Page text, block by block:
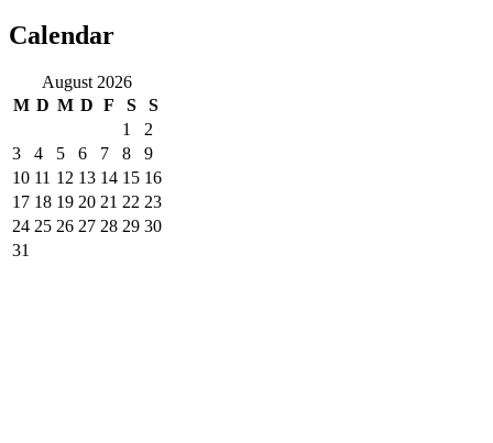
Calendar
August 2026
M D M D F S
S
1
2
3
4 5 6 7 8
9
10 11 12 13 14 15 16
17 18 19 20 21 22 23
24 25 26 27 28 29 30
31